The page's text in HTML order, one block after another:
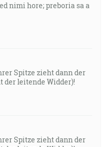
nimi hore; preboria sa a
Spitze zieht dann der
leitende Widder)!
Spitze zieht dann der